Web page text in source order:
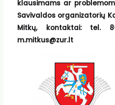
klausimams ar
Savivaldos organizatorių
Mitkų, kontaktai: tel.
m.mitkus@zur.lt